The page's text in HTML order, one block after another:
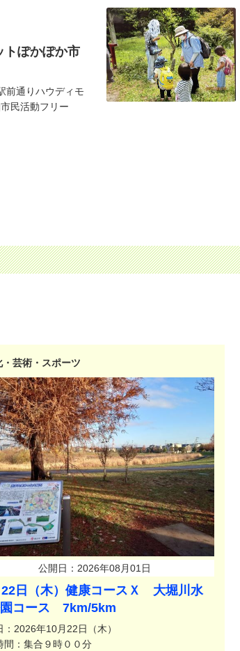
トぽかぽか市
前通りハウディモ
民活動フリー
・芸術・スポーツ
公開日：2026年08月01日
22日（木）健康コースＸ 大堀川水
コース 7km/5km
：2026年10月22日（木）
間：集合９時００分